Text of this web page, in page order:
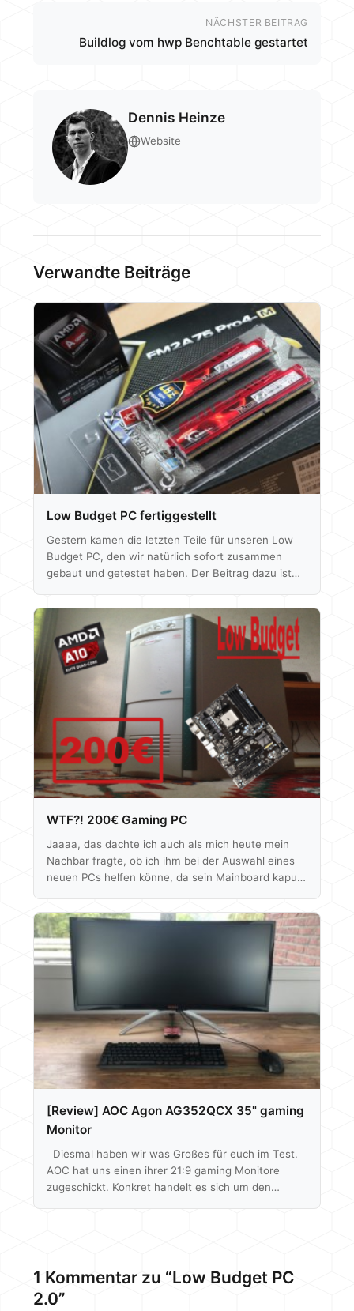
NÄCHSTER BEITRAG
Buildlog vom hwp Benchtable gestartet
Dennis Heinze
Website
Verwandte Beiträge
Low Budget PC fertiggestellt
Gestern kamen die letzten Teile für unseren Low
Budget PC, den wir natürlich sofort zusammen
gebaut und getestet haben. Der Beitrag dazu ist
Projektseite findet ihr jetzt auch zusätzlich noch
Bilder vom Zusammenbau, die Benchmark- und
Leistungsaufnahmetests. Viel Spaß beim lesen
und schreibt gerne einen Kommentar oder eine
Kritik.
WTF?! 200€ Gaming PC
Jaaaa, das dachte ich auch als mich heute mein
Nachbar fragte, ob ich ihm bei der Auswahl eines
neuen PCs helfen könne, da sein Mainboard kaputt
mittelschwere Schockstarre traf ein wenig auf
Unverständnis, aber als er dann meinte Netzteil,
Gehäuse und Laufwerke wären vorhanden und das
Ziel wäre auch nur "Call of Duty Modern Warfare 3"
auf mittleren Details spielen zu können, dachte ich
mir dann: Challenge…
[Review] AOC Agon AG352QCX 35" gaming
Monitor
Diesmal haben wir was Großes für euch im Test.
AOC hat uns einen ihrer 21:9 gaming Monitore
zugeschickt. Konkret handelt es sich um den
von AMDs FreeSync und der Fakt, dass das Display
gebogen ist. Wie sich das 35" Modell schlägt und
ob ihm die verhältnismäßig…
1 Kommentar zu “Low Budget PC
2.0”